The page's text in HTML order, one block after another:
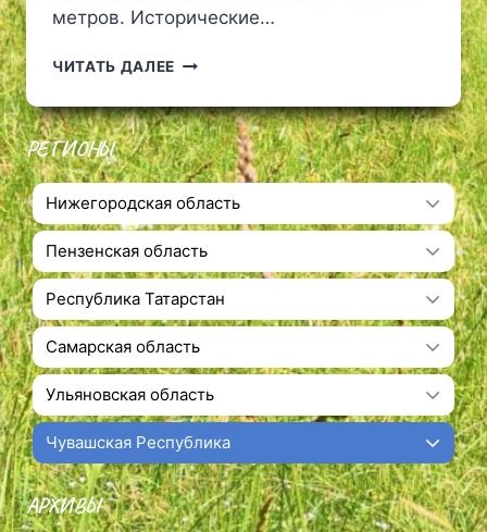
метров. Исторические…
ЧИТАТЬ ДАЛЕЕ МОКРИНСКИЙ
МОСТ
РЕГИОНЫ
Нижегородская область
Пензенская область
Республика Татарстан
Самарская область
Ульяновская область
Чувашская Республика
АРХИВЫ